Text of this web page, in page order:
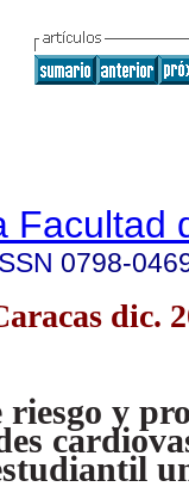
Facultad
0798-
dic.
riesgo y